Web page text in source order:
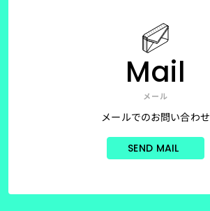
Mail
メール
メールでのお問い合わせ
SEND MAIL